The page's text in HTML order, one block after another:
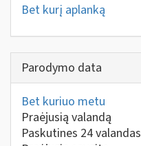
Bet kurį aplanką
Parodymo data
Bet kuriuo metu
Praėjusią valandą
Paskutines 24 valandas